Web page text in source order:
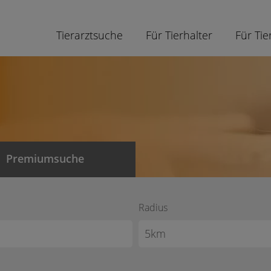
Tierarztsuche Für Tierhalter Für
Premiumsuche
Radius